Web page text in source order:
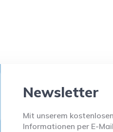
Newsletter
Mit unserem
Informationen per E-